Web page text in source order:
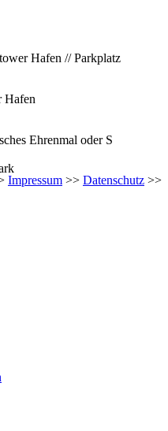
Hafen // Parkplatz
Hafen
Ehrenmal oder S
Impressum >> Datenschutz >>